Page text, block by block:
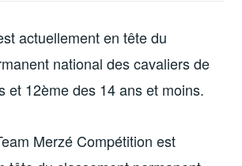
actuellement en tête du
national des cavaliers de
et 12ème des 14 ans et moins.
Merzé Compétition est